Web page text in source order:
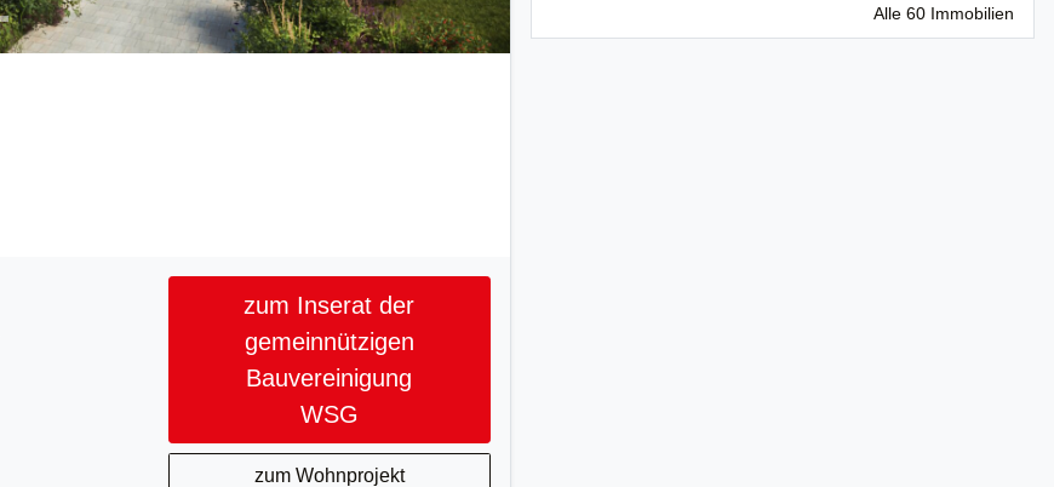
zum Inserat der
gemeinnützigen
Bauvereinigung
WSG
zum Wohnprojekt
Alle 60 Immobilien